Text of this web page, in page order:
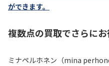
ができます。
複数点の買取でさらに
ミナペルホネン（mina